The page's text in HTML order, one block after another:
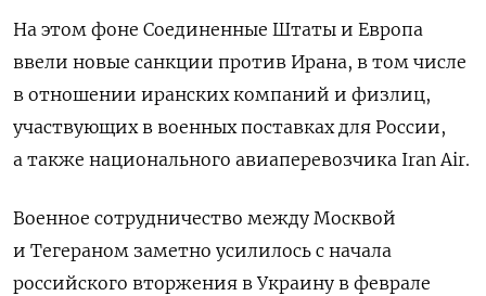
На этом фоне Соединенные Штаты и Европа
ввели новые санкции против Ирана, в том числе
в отношении иранских компаний и физлиц,
участвующих в военных поставках для России,
а также национального авиаперевозчика Iran Air.
Военное сотрудничество между Москвой
и Тегераном заметно усилилось с начала
российского вторжения в Украину в феврале